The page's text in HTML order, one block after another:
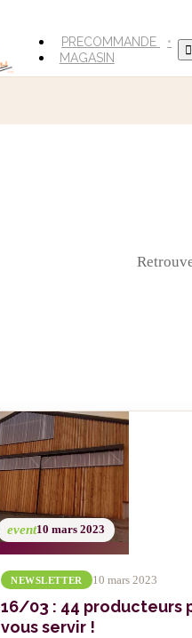
PRECOMMANDE
MAGASIN

event10 mars 2023
NEWSLETTER 10 mars 2023
16/03 : 44 producteurs
vous servir !